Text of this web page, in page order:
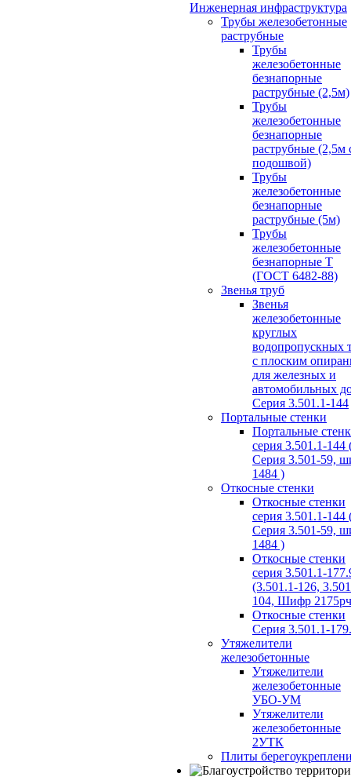
Инженерная инфраструктура
Трубы железобетонные
раструбные
Трубы
железобетонные
безнапорные
раструбные (2,5м)
Трубы
железобетонные
безнапорные
раструбные (2,5м
подошвой)
Трубы
железобетонные
безнапорные
раструбные (5м)
Трубы
железобетонные
безнапорные Т
(ГОСТ 6482-88)
Звенья труб
Звенья
железобетонные
круглых
водопропускных
с плоским
для железных и
автомобильных
Серия 3.501.1-144
Портальные стенки
Портальные
серия 3.501.1-144
Серия 3.501-59,
1484 )
Откосные стенки
Откосные стенки
серия 3.501.1-144
Серия 3.501-59,
1484 )
Откосные стенки
серия 3.501.1-
(3.501.1-126,
104, Шифр
Откосные стенки
Серия 3.501.1-
Утяжелители
железобетонные
Утяжелители
железобетонные
УБО-УМ
Утяжелители
железобетонные
2УТК
Плиты